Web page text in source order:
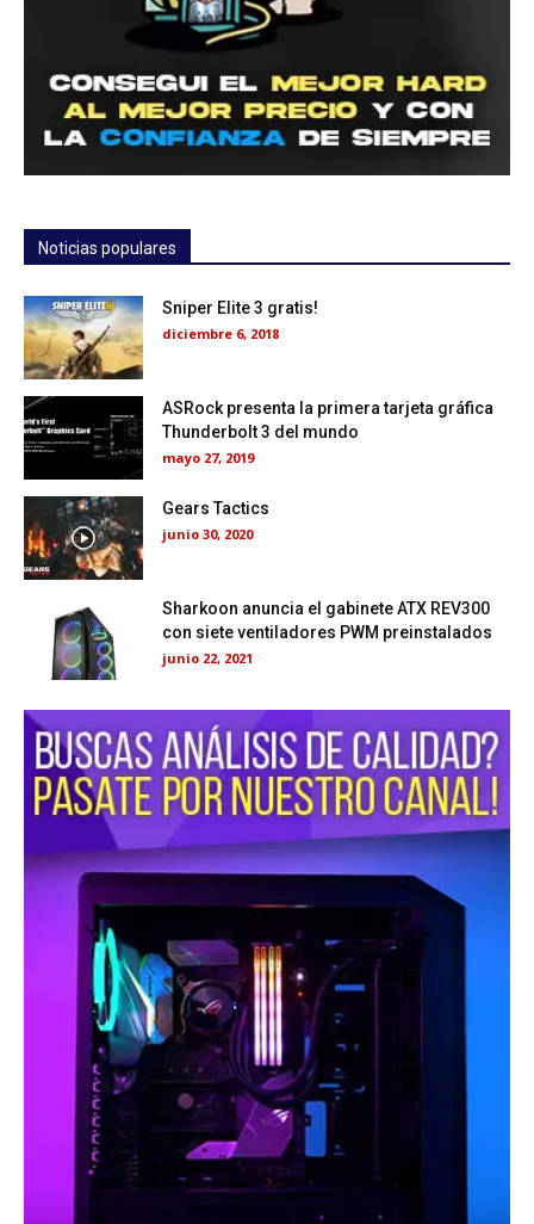
Noticias populares
Sniper Elite 3 gratis!
diciembre 6, 2018
ASRock presenta la primera tarjeta gráfica
Thunderbolt 3 del mundo
mayo 27, 2019
Gears Tactics
junio 30, 2020
Sharkoon anuncia el gabinete ATX REV300
con siete ventiladores PWM preinstalados
junio 22, 2021